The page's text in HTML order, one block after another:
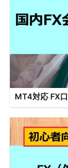
MT4対応 FX